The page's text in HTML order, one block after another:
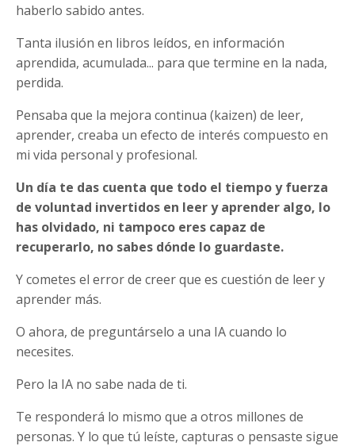
haberlo sabido antes.
Tanta ilusión en libros leídos, en información
aprendida, acumulada... para que termine en la nada,
perdida.
Pensaba que la mejora continua (kaizen) de leer,
aprender, creaba un efecto de interés compuesto en
mi vida personal y profesional.
Un día te das cuenta que todo el tiempo y fuerza
de voluntad invertidos en leer y aprender algo, lo
has olvidado, ni tampoco eres capaz de
recuperarlo, no sabes dónde lo guardaste.
Y cometes el error de creer que es cuestión de leer y
aprender más.
O ahora, de preguntárselo a una IA cuando lo
necesites.
Pero la IA no sabe nada de ti.
Te responderá lo mismo que a otros millones de
personas. Y lo que tú leíste, capturas o pensaste sigue